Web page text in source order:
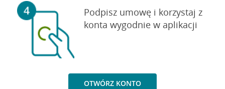
Podpisz umowę i korzystaj z
konta wygodnie w aplikacji
OTWÓRZ KONTO